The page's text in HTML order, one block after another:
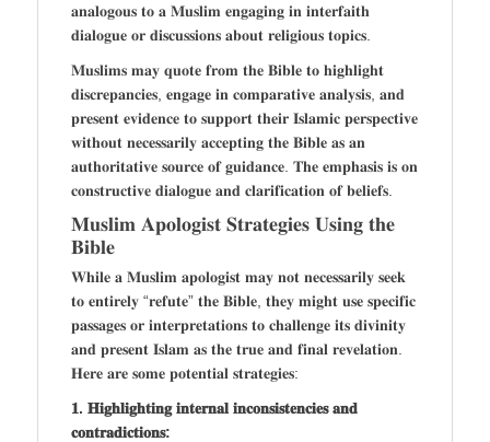
𝐚𝐧𝐚𝐥𝐨𝐠𝐨𝐮𝐬 𝐭𝐨 𝐚 𝐌𝐮𝐬𝐥𝐢𝐦 𝐞𝐧𝐠𝐚𝐠𝐢𝐧𝐠 𝐢𝐧 𝐢𝐧𝐭𝐞𝐫𝐟𝐚𝐢𝐭𝐡
𝐝𝐢𝐚𝐥𝐨𝐠𝐮𝐞 𝐨𝐫 𝐝𝐢𝐬𝐜𝐮𝐬𝐬𝐢𝐨𝐧𝐬 𝐚𝐛𝐨𝐮𝐭 𝐫𝐞𝐥𝐢𝐠𝐢𝐨𝐮𝐬 𝐭𝐨𝐩𝐢𝐜𝐬.
𝐌𝐮𝐬𝐥𝐢𝐦𝐬 𝐦𝐚𝐲 𝐪𝐮𝐨𝐭𝐞 𝐟𝐫𝐨𝐦 𝐭𝐡𝐞 𝐁𝐢𝐛𝐥𝐞 𝐭𝐨 𝐡𝐢𝐠𝐡𝐥𝐢𝐠𝐡𝐭
𝐝𝐢𝐬𝐜𝐫𝐞𝐩𝐚𝐧𝐜𝐢𝐞𝐬, 𝐞𝐧𝐠𝐚𝐠𝐞 𝐢𝐧 𝐜𝐨𝐦𝐩𝐚𝐫𝐚𝐭𝐢𝐯𝐞 𝐚𝐧𝐚𝐥𝐲𝐬𝐢𝐬, 𝐚𝐧𝐝
𝐩𝐫𝐞𝐬𝐞𝐧𝐭 𝐞𝐯𝐢𝐝𝐞𝐧𝐜𝐞 𝐭𝐨 𝐬𝐮𝐩𝐩𝐨𝐫𝐭 𝐭𝐡𝐞𝐢𝐫 𝐈𝐬𝐥𝐚𝐦𝐢𝐜 𝐩𝐞𝐫𝐬𝐩𝐞𝐜𝐭𝐢𝐯𝐞
𝐰𝐢𝐭𝐡𝐨𝐮𝐭 𝐧𝐞𝐜𝐞𝐬𝐬𝐚𝐫𝐢𝐥𝐲 𝐚𝐜𝐜𝐞𝐩𝐭𝐢𝐧𝐠 𝐭𝐡𝐞 𝐁𝐢𝐛𝐥𝐞 𝐚𝐬 𝐚𝐧
𝐚𝐮𝐭𝐡𝐨𝐫𝐢𝐭𝐚𝐭𝐢𝐯𝐞 𝐬𝐨𝐮𝐫𝐜𝐞 𝐨𝐟 𝐠𝐮𝐢𝐝𝐚𝐧𝐜𝐞. 𝐓𝐡𝐞 𝐞𝐦𝐩𝐡𝐚𝐬𝐢𝐬 𝐢𝐬 𝐨𝐧
𝐜𝐨𝐧𝐬𝐭𝐫𝐮𝐜𝐭𝐢𝐯𝐞 𝐝𝐢𝐚𝐥𝐨𝐠𝐮𝐞 𝐚𝐧𝐝 𝐜𝐥𝐚𝐫𝐢𝐟𝐢𝐜𝐚𝐭𝐢𝐨𝐧 𝐨𝐟 𝐛𝐞𝐥𝐢𝐞𝐟𝐬.
𝐌𝐮𝐬𝐥𝐢𝐦 𝐀𝐩𝐨𝐥𝐨𝐠𝐢𝐬𝐭 𝐒𝐭𝐫𝐚𝐭𝐞𝐠𝐢𝐞𝐬 𝐔𝐬𝐢𝐧𝐠 𝐭𝐡𝐞
𝐁𝐢𝐛𝐥𝐞
𝐖𝐡𝐢𝐥𝐞 𝐚 𝐌𝐮𝐬𝐥𝐢𝐦 𝐚𝐩𝐨𝐥𝐨𝐠𝐢𝐬𝐭 𝐦𝐚𝐲 𝐧𝐨𝐭 𝐧𝐞𝐜𝐞𝐬𝐬𝐚𝐫𝐢𝐥𝐲 𝐬𝐞𝐞𝐤
𝐭𝐨 𝐞𝐧𝐭𝐢𝐫𝐞𝐥𝐲 “𝐫𝐞𝐟𝐮𝐭𝐞” 𝐭𝐡𝐞 𝐁𝐢𝐛𝐥𝐞, 𝐭𝐡𝐞𝐲 𝐦𝐢𝐠𝐡𝐭 𝐮𝐬𝐞 𝐬𝐩𝐞𝐜𝐢𝐟𝐢𝐜
𝐩𝐚𝐬𝐬𝐚𝐠𝐞𝐬 𝐨𝐫 𝐢𝐧𝐭𝐞𝐫𝐩𝐫𝐞𝐭𝐚𝐭𝐢𝐨𝐧𝐬 𝐭𝐨 𝐜𝐡𝐚𝐥𝐥𝐞𝐧𝐠𝐞 𝐢𝐭𝐬 𝐝𝐢𝐯𝐢𝐧𝐢𝐭𝐲
𝐚𝐧𝐝 𝐩𝐫𝐞𝐬𝐞𝐧𝐭 𝐈𝐬𝐥𝐚𝐦 𝐚𝐬 𝐭𝐡𝐞 𝐭𝐫𝐮𝐞 𝐚𝐧𝐝 𝐟𝐢𝐧𝐚𝐥 𝐫𝐞𝐯𝐞𝐥𝐚𝐭𝐢𝐨𝐧.
𝐇𝐞𝐫𝐞 𝐚𝐫𝐞 𝐬𝐨𝐦𝐞 𝐩𝐨𝐭𝐞𝐧𝐭𝐢𝐚𝐥 𝐬𝐭𝐫𝐚𝐭𝐞𝐠𝐢𝐞𝐬:
𝟏. 𝐇𝐢𝐠𝐡𝐥𝐢𝐠𝐡𝐭𝐢𝐧𝐠 𝐢𝐧𝐭𝐞𝐫𝐧𝐚𝐥 𝐢𝐧𝐜𝐨𝐧𝐬𝐢𝐬𝐭𝐞𝐧𝐜𝐢𝐞𝐬 𝐚𝐧𝐝
𝐜𝐨𝐧𝐭𝐫𝐚𝐝𝐢𝐜𝐭𝐢𝐨𝐧𝐬: